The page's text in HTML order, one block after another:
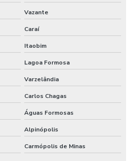
Vazante
Caraí
Itaobim
Lagoa Formosa
Varzelândia
Carlos Chagas
Águas Formosas
Alpinópolis
Carmópolis de Minas